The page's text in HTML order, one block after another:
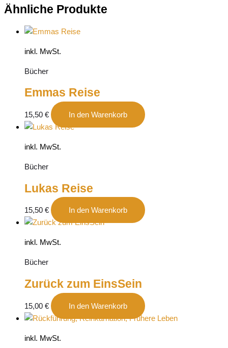
Ähnliche Produkte
inkl. MwSt.
Bücher
Emmas Reise
15,50 € In den Warenkorb
inkl. MwSt.
Bücher
Lukas Reise
15,50 € In den Warenkorb
inkl. MwSt.
Bücher
Zurück zum EinsSein
15,00 € In den Warenkorb
inkl. MwSt.